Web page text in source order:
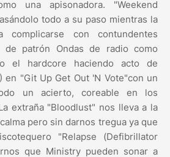
una apisonadora. "Weekend
todo a su paso mientras la
complicarse con contundentes
de patrón Ondas de radio como
el hardcore haciendo acto de
en "Git Up Get Out 'N Vote"con un
un acierto, coreable en los
extraña "Bloodlust" nos lleva a la
pero sin darnos tregua ya que
"Relapse (Defibrillator
que Ministry pueden sonar a